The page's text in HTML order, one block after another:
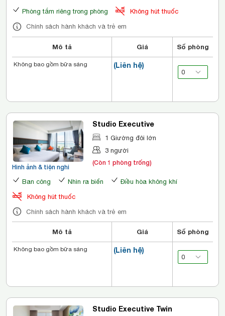
Phòng tắm riêng trong phòng
Không hút thuốc
Chính sách hành khách và trẻ em
Mô tả Giá Số phòng
(Liên hệ)
Không bao gồm bữa sáng
Hình ảnh & tiện nghi
Studio Executive
1 Giường đôi lớn
3 người
(Còn 1 phòng trống)
Ban công Nhìn ra biển
Điều hòa không khí
Không hút thuốc
Chính sách hành khách và trẻ em
Mô tả Giá Số phòng
(Liên hệ)
Không bao gồm bữa sáng
Studio Executive Twin